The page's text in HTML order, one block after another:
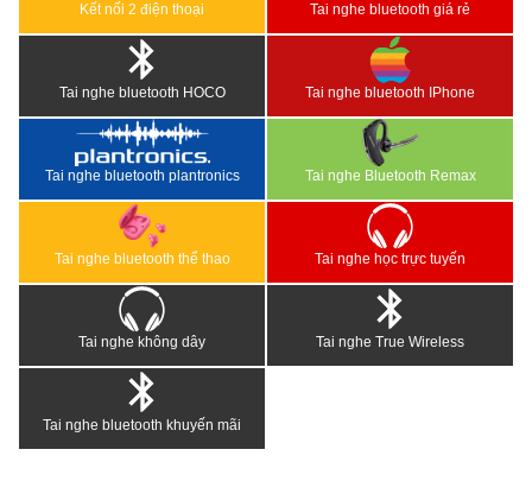
Kết nối 2 điện thoại Tai nghe bluetooth giá rẻ
Tai nghe bluetooth HOCO Tai nghe bluetooth IPhone
Tai nghe bluetooth plantronics Tai nghe Bluetooth Remax
Tai nghe bluetooth thể thao Tai nghe học trực tuyến
Tai nghe không dây Tai nghe True Wireless
Tai nghe bluetooth khuyến mãi